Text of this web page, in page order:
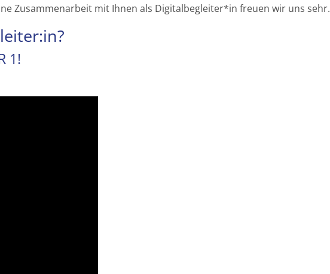
Zusammenarbeit mit Ihnen als Digitalbegleiter*in freuen wir uns sehr.
1!